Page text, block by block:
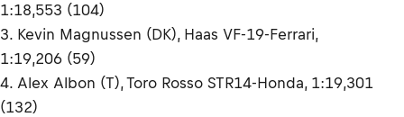
1:18,553 (104)
3. Kevin Magnussen (DK), Haas VF-19-Ferrari,
1:19,206 (59)
4. Alex Albon (T), Toro Rosso STR14-Honda, 1:19,301
(132)